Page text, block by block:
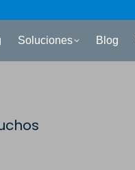
Soluciones Blog